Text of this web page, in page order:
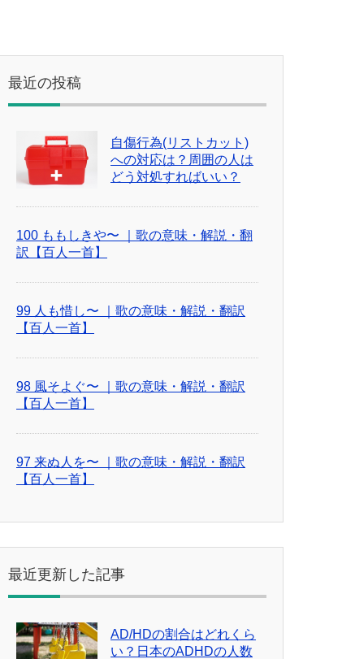
最近の投稿
自傷行為(リストカット)
への対応は？周囲の人は
どう対処すればいい？
100 ももしきや〜 ｜歌の意味・解説・翻
訳【百人一首】
99 人も惜し〜 ｜歌の意味・解説・翻訳
【百人一首】
98 風そよぐ〜 ｜歌の意味・解説・翻訳
【百人一首】
97 来ぬ人を〜 ｜歌の意味・解説・翻訳
【百人一首】
最近更新した記事
AD/HDの割合はどれくら
い？日本のADHDの人数